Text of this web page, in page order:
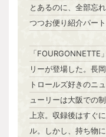
とあるのに、全部忘
つつお便り紹介パート
「
リーが登場した。長
トロールズ好きのニ
ューリーは大阪での
上京。収録後はすぐ
ル。しかし、持ち物